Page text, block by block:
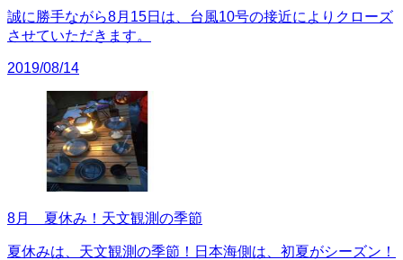
誠に勝手ながら8月15日は、台風10号の接近によりクローズ
させていただきます。
2019/08/14
8月 夏休み！天文観測の季節
夏休みは、天文観測の季節！日本海側は、初夏がシーズン！